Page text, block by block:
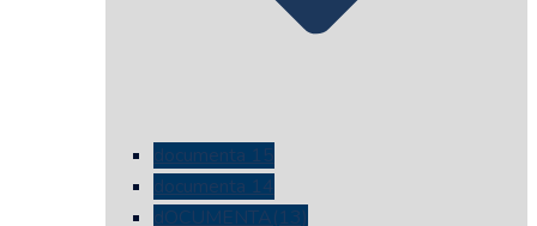
documenta 15
documenta 14
dOCUMENTA(13)